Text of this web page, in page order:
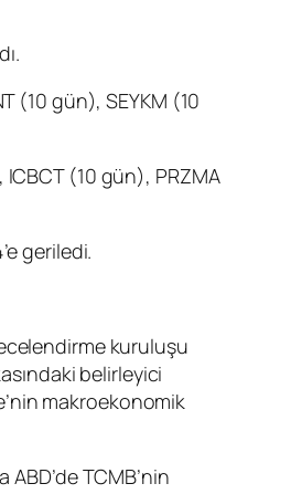
(10 gün),SEYKM (10
ICBCT(10 gün), PRZMA
geriledi.
kuruluşu
belirleyici
makroekonomik
TCMB’nin